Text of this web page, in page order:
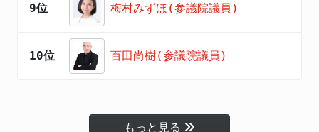
9位 梅村みずほ(参議院議員)
10位 百田尚樹(参議院議員)
もっと見る